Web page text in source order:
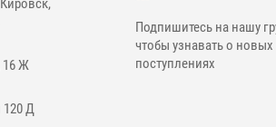
16 Ж
120 Д
Подпишитесь на нашу
чтобы узнавать о новых
поступлениях